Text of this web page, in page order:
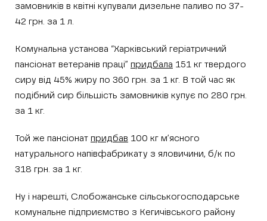
замовників в квітні купували дизельне паливо по 37-
42 грн. за 1 л.
Комунальна установа “Харківський геріатричний
пансіонат ветеранів праці” придбала 151 кг твердого
сиру від 45% жиру по 360 грн. за 1 кг. В той час як
подібний сир більшість замовників купує по 280 грн.
за 1 кг.
Той же пансіонат придбав 100 кг м’ясного
натурального напівфабрикату з яловичини, б/к по
318 грн. за 1 кг.
Ну і нарешті, Слобожанське сільськогосподарське
комунальне підприємство з Кегичівського району